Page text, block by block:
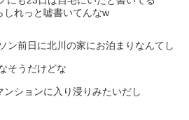
しれっと嘘書いてんなw
ン前日に北川の家にお泊まりなんてし
そうだけどな
ンションに入り浸りみたいだし